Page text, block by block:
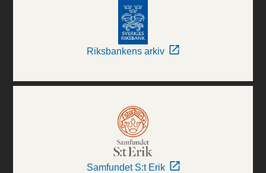
Riksbankens arkiv
Samfundet S:t Erik